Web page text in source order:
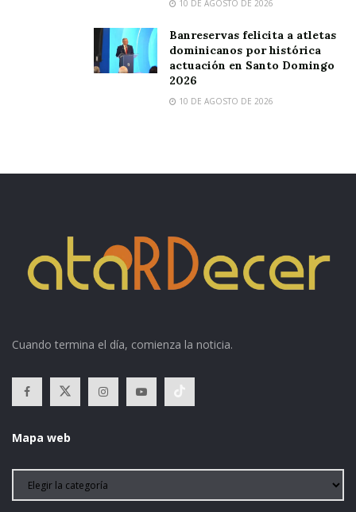
10 DE AGOSTO DE 2026
Banreservas felicita a atletas
dominicanos por histórica
actuación en Santo Domingo
2026
10 DE AGOSTO DE 2026
Cuando termina el día, comienza la noticia.
Mapa web